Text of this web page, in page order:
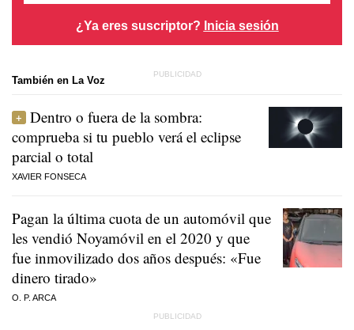
¿Ya eres suscriptor? Inicia sesión
También en La Voz
Dentro o fuera de la sombra:
comprueba si tu pueblo verá el eclipse
parcial o total
XAVIER FONSECA
Pagan la última cuota de un automóvil que
les vendió Noyamóvil en el 2020 y que
fue inmovilizado dos años después: «Fue
dinero tirado»
O. P. ARCA